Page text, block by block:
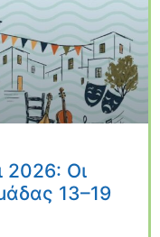
2026: Οι
13–19